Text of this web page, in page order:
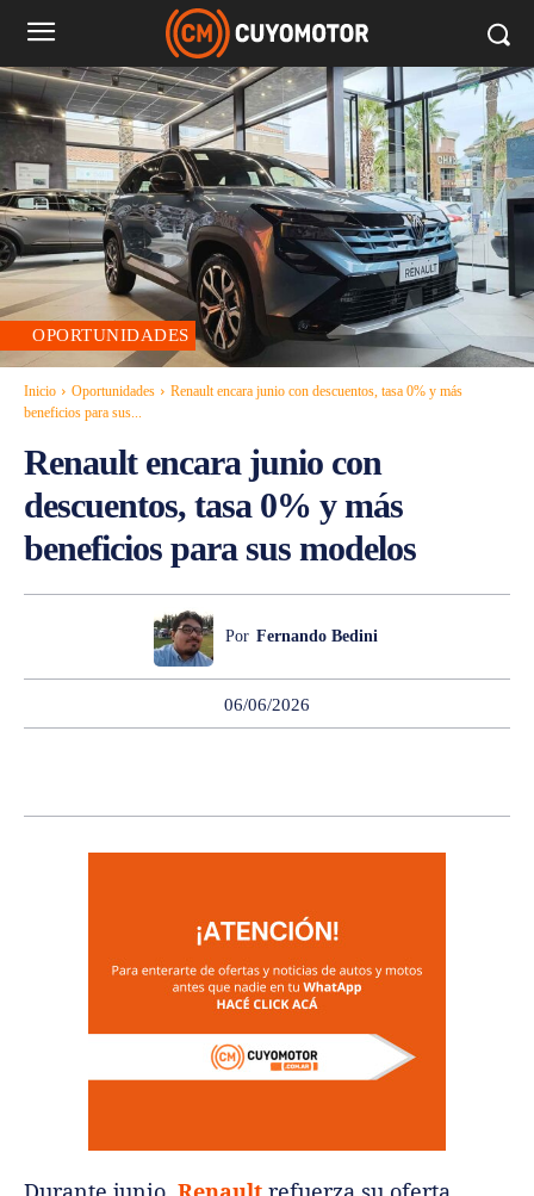
OPORTUNIDADES
Inicio Oportunidades
Renault encara junio con descuentos, tasa 0% y más
beneficios para sus...
Renault encara junio con
descuentos, tasa 0% y más
beneficios para sus modelos
Por Fernando Bedini
06/06/2026